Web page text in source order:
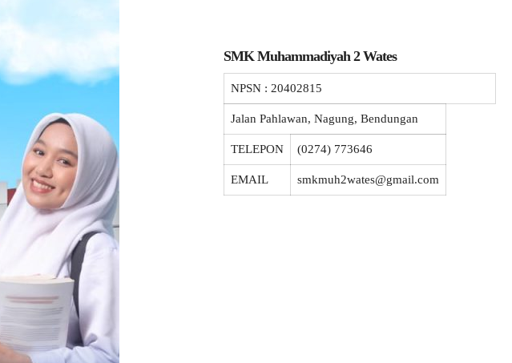
SMK Muhammadiyah 2 Wates
NPSN : 20402815
Jalan Pahlawan, Nagung, Bendungan
TELEPON (0274) 773646
EMAIL smkmuh2wates@gmail.com